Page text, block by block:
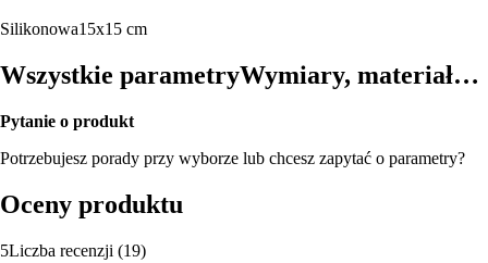
Silikonowa15x15 cm
Wszystkie parametryWymiary, materiał…
Pytanie o produkt
Potrzebujesz porady przy wyborze lub chcesz zapytać o parametry?
Oceny produktu
5Liczba recenzji (19)